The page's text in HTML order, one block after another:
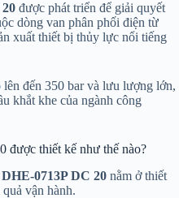
được phát triển để giải quyết
dòng van phân phối điện từ
xuất thiết bị thủy lực nổi tiếng
đến 350 bar và lưu lượng lớn,
khắt khe của ngành công
được thiết kế như thế nào?
0713P DC 20 nằm ở thiết
vận hành.